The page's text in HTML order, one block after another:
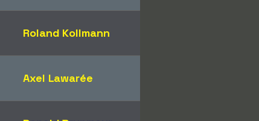
Roland Kollmann
Axel Lawarée